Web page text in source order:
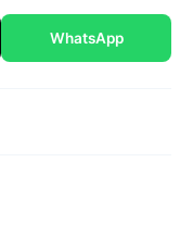
WhatsApp